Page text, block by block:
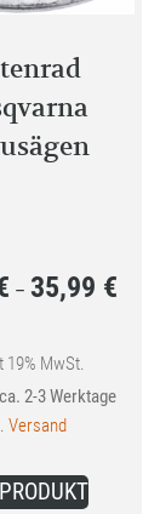
–35,99 €
19% MwSt.
2-3 Werktage
Versand
Produkt